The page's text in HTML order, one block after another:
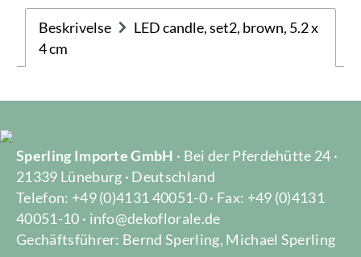
Beskrivelse
LED candle, set2, brown, 5.2 x
4 cm
Sperling Importe GmbH · Bei der Pferdehütte 24 ·
21339 Lüneburg · Deutschland
Telefon: +49 (0)4131 40051-0 · Fax: +49 (0)4131
40051-10 · info@dekoflorale.de
Gechäftsführer: Bernd Sperling, Michael Sperling